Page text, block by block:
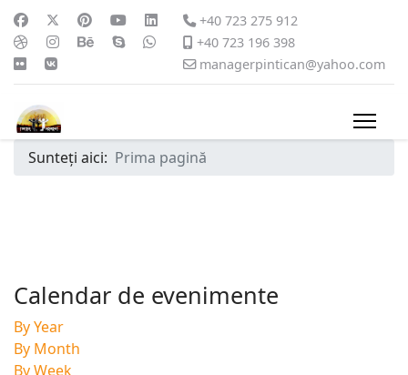
+40 723 275 912
+40 723 196 398
managerpintican@yahoo.com
Sunteți aici: Prima pagină
Calendar de evenimente
By Year
By Month
By Week